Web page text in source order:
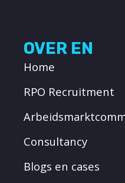
OVER EN
Home
RPO Recruitment
Consultancy
Blogs en cases